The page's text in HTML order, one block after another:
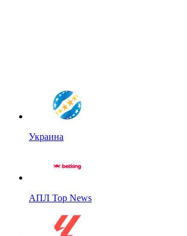
Украина
АПЛ Top News